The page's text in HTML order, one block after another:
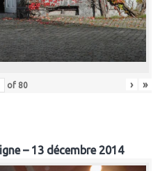
of 80 › »
– 13 décembre 2014